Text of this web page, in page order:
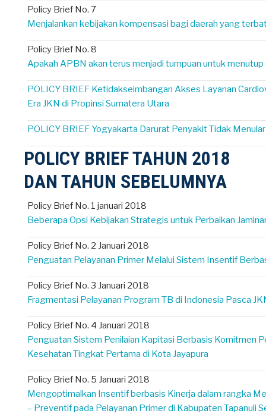
Policy Brief No. 7
Menjalankan kebijakan kompensasi bagi daerah yang
Policy Brief No. 8
Apakah APBN akan terus menjadi tumpuan untuk
POLICY BRIEF Ketidakseimbangan Akses Layanan
Era JKN di Propinsi Sumatera Utara
POLICY BRIEF Yogyakarta Darurat Penyakit Tidak
POLICY BRIEF TAHUN 2018
DAN TAHUN SEBELUMNYA
Policy Brief No. 1 januari 2018
Beberapa Opsi Kebijakan Strategis untuk Perbaikan
Policy Brief No. 2 Januari 2018
Penguatan Pelayanan Primer Melalui Sistem Insentif
Policy Brief No. 3 Januari 2018
Fragmentasi Pelayanan Program TB di Indonesia Pasca
Policy Brief No. 4 Januari 2018
Penguatan Sistem Penilaian Kapitasi Berbasis Komitmen
Kesehatan Tingkat Pertama di Kota Jayapura
Policy Brief No. 5 Januari 2018
Mengoptimalkan Insentif berbasis Kinerja dalam rangka
– Preventif pada Pelayanan Primer di Kabupaten Tapanuli